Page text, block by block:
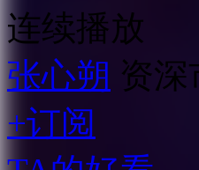
连续播放
张心朔 资深
+订阅